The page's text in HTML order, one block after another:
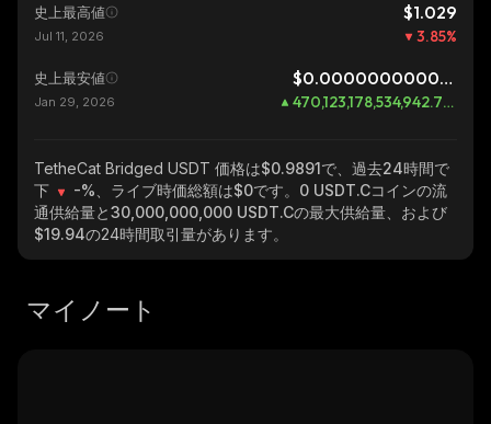
史上最高値 $1.029
Jul 11, 2026 3.85%
史上最安値 $0.0000000000002
Jan 29, 2026 470,123,178,534,942.75%
TetheCat Bridged USDT 価格は$0.9891で、過去24時間で
下
-% 、ライブ時価総額は$0です。 0 USDT.Cコインの流
通供給量と30,000,000,000 USDT.Cの最大供給量、および
$19.94の24時間取引量があります。
マイノート